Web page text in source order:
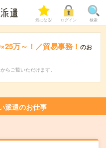
気になる! ログイン 検索
万～！／貿易事務！ のお
からご覧いただけます。
派遣のお仕事